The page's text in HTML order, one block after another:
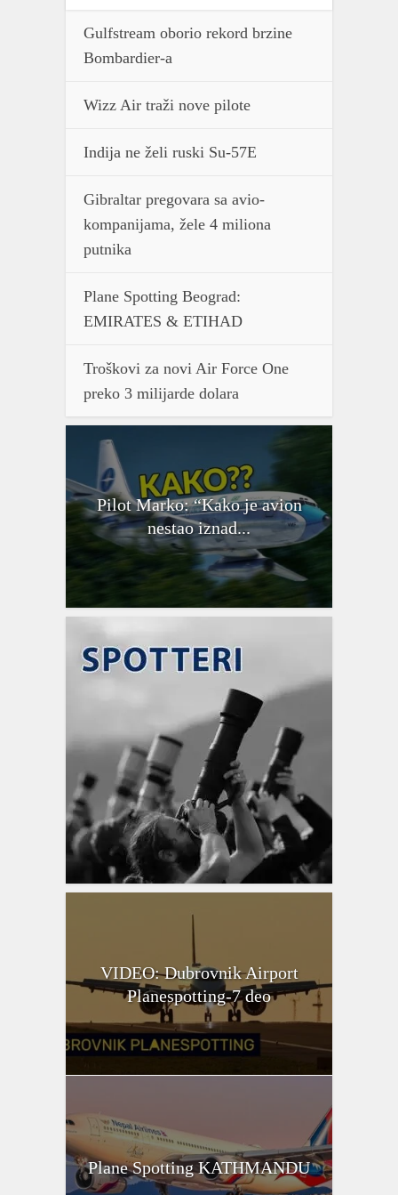
Gulfstream oborio rekord brzine
Bombardier-a
Wizz Air traži nove pilote
Indija ne želi ruski Su-57E
Gibraltar pregovara sa avio-
kompanijama, žele 4 miliona
putnika
Plane Spotting Beograd:
EMIRATES & ETIHAD
Troškovi za novi Air Force One
preko 3 milijarde dolara
Pilot Marko: “Kako je avion
nestao iznad...
VIDEO: Dubrovnik Airport
Planespotting-7 deo
Plane Spotting KATHMANDU